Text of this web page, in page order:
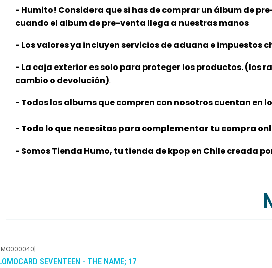
- Humito! Considera que si has de comprar un álbum de
cuando el album de pre-venta llega a nuestras manos
- Los valores ya incluyen servicios de aduana e impuestos
- La caja exterior es solo para proteger los productos. (los
cambio o devolución).
- Todos los albums que compren con nosotros cuentan
- Todo lo que necesitas para complementar tu compra
- Somos Tienda Humo, tu tienda de kpop en Chile creada
-10% DCTO
|
SEVENTEEN - THE NAME; 17